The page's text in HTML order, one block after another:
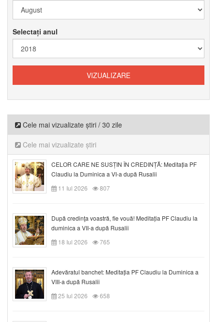
Selectați anul
Cele mai vizualizate știri / 30 zile
Cele mai vizualizate știri
CELOR CARE NE SUSȚIN ÎN CREDINȚĂ: Meditația PF
Claudiu la Duminica a VI-a după Rusalii
11 Iul 2026
807
După credinţa voastră, fie vouă! Meditația PF Claudiu la
duminica a VII-a după Rusalii
18 Iul 2026
765
Adevăratul banchet: Meditația PF Claudiu la Duminica a
VIII-a după Rusalii
25 Iul 2026
658